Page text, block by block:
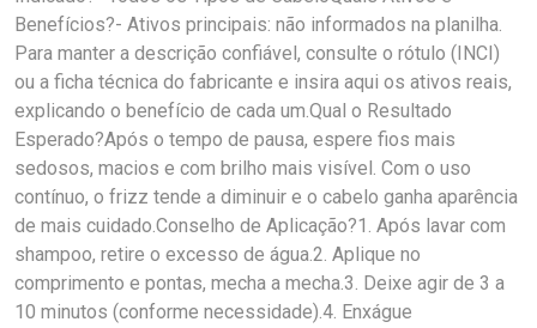
Benefícios?- Ativos principais: não informados na planilha.
Para manter a descrição confiável, consulte o rótulo (INCI)
ou a ficha técnica do fabricante e insira aqui os ativos reais,
explicando o benefício de cada um.Qual o Resultado
Esperado?Após o tempo de pausa, espere fios mais
sedosos, macios e com brilho mais visível. Com o uso
contínuo, o frizz tende a diminuir e o cabelo ganha aparência
de mais cuidado.Conselho de Aplicação?1. Após lavar com
shampoo, retire o excesso de água.2. Aplique no
comprimento e pontas, mecha a mecha.3. Deixe agir de 3 a
10 minutos (conforme necessidade).4. Enxágue